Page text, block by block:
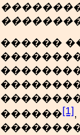
������
������[1]